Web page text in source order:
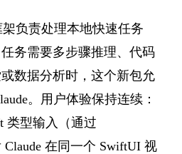
架负责处理本地快速任务
任务需要多步骤推理、代码
数据分析时，这个新包允
。用户体验保持连续：
类型输入（通过
Claude 在同一个 SwiftUI 视